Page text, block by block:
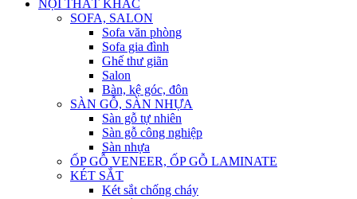
NỘI THẤT KHÁC
SOFA, SALON
Sofa văn phòng
Sofa gia đình
Ghế thư giãn
Salon
Bàn, kệ góc, đôn
SÀN GỖ, SÀN NHỰA
Sàn gỗ tự nhiên
Sàn gỗ công nghiệp
Sàn nhựa
ỐP GỖ VENEER, ỐP GỖ LAMINATE
KÉT SẮT
Két sắt chống cháy